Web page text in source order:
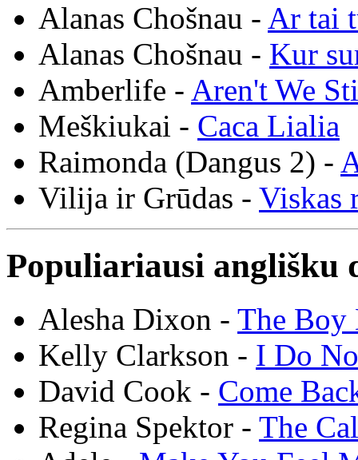
Alanas Chošnau - Ar tai
Alanas Chošnau - Kur
Amberlife - Aren't We
Meškiukai - Caca Lialia
Raimonda (Dangus 2) -
Vilija ir Grūdas - Viskas
Populiariausi anglišku
Alesha Dixon - The Boy
Kelly Clarkson - I Do
David Cook - Come
Regina Spektor - The